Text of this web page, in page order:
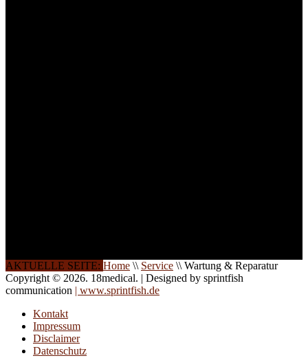
AKTUELLE SEITE: Home \\ Service \\ Wartung & Reparatur
Copyright © 2026. 18medical. | Designed by sprintfish
communication | www.sprintfish.de
Kontakt
Impressum
Disclaimer
Datenschutz